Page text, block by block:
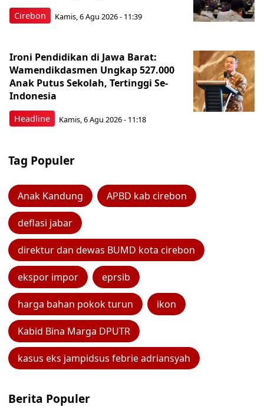
Cirebon Kamis, 6 Agu 2026 - 11:39
Headline
Ironi Pendidikan di Jawa Barat:
Wamendikdasmen Ungkap 527.000
Anak Putus Sekolah, Tertinggi Se-
Indonesia
Kamis, 6 Agu 2026 - 11:18
Tag Populer
Anak Kandung APBD kab cirebon
deflasi jabar
direktur dan dewas BUMD kota cirebon
ekspor impor eprsib
harga bahan pokok turun ikon
Kabid Bina Marga DPUTR
kasus eks jampidsus febrie adriansyah
Berita Populer